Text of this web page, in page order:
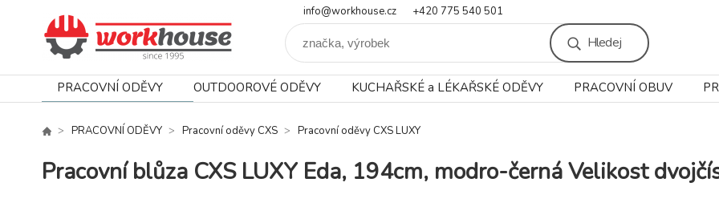
info@workhouse.cz +420 775 540 501
Hledej
PRACOVNÍ ODĚVY OUTDOOROVÉ ODĚVY KUCHAŘSKÉ a LÉKAŘSKÉ ODĚVY PRACOVNÍ OBUV
PRACOVNÍ ODĚVY Pracovní oděvy CXS Pracovní oděvy CXS LUXY
Pracovní blůza CXS LUXY Eda, 194cm, modro-černá Velikost